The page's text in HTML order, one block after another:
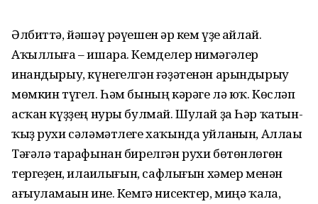
Әлбиттә, йәшәү рәүешен һәр кем үҙе һайлай.
Аҡыллыға – ишара. Кемделер нимәгәлер
инандырыу, күнегелгән ғәҙәтенән арындырыу
мөмкин түгел. Һәм бының кәрәге лә юҡ. Көсләп
асҡан күҙҙең нуры булмай. Шулай ҙа Һәр ҡатын-
ҡыҙ рухи сәләмәтлеге хаҡында уйланһын, Аллаһы
Тәғәлә тарафынан бирелгән рухи бөтөнлөгөн
тергеҙһен, илаһилығын, сафлығын хәмер менән
ағыуламаһын ине. Кемгә нисектер, миңә ҡалһа,